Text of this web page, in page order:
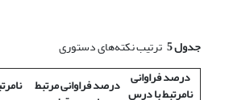
جدول 5 ترتیب نکته‌های دستوری
درصد فراوانی
نامرتبط با درس درصد فراوانی مرتبط